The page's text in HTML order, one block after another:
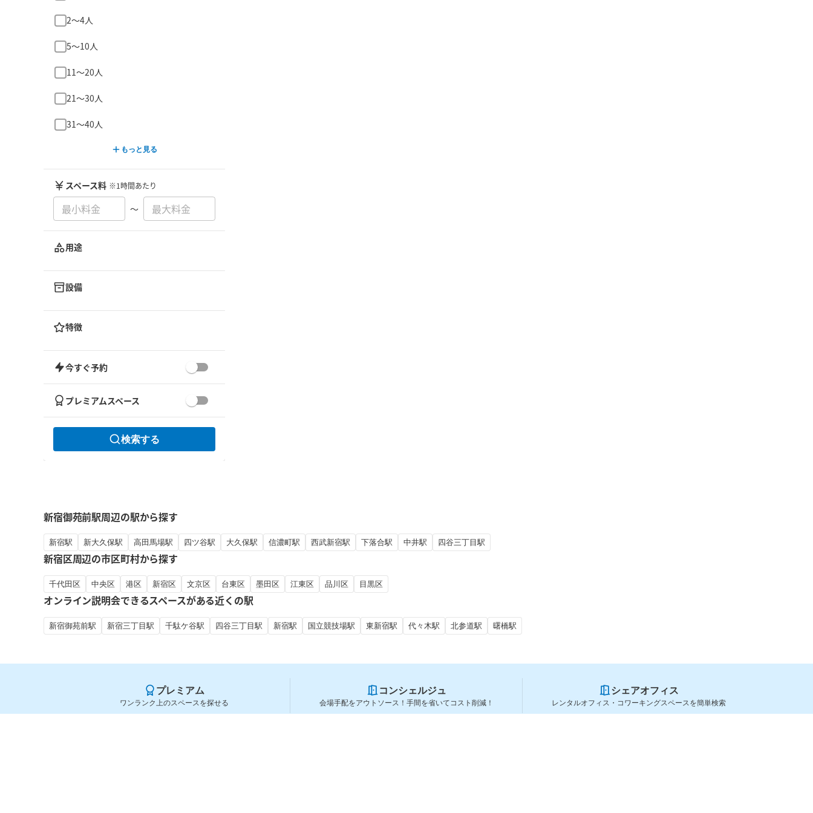
2〜4人
5〜10人
11〜20人
21〜30人
31〜40人
もっと見る
スペース料 ※1時間あたり
〜
用途
設備
特徴
今すぐ予約
プレミアムスペース
検索する
新宿御苑前駅周辺の駅から探す
新宿駅 新大久保駅 高田馬場駅 四ツ谷駅 大久保駅 信濃町駅 西武新宿駅 下落合駅 中井駅 四谷三丁目駅
新宿区周辺の市区町村から探す
千代田区 中央区 港区 新宿区 文京区 台東区 墨田区 江東区 品川区 目黒区
オンライン説明会できるスペースがある近くの駅
新宿御苑前駅 新宿三丁目駅 千駄ケ谷駅 四谷三丁目駅 新宿駅 国立競技場駅 東新宿駅 代々木駅 北参道駅 曙橋駅
プレミアム
ワンランク上のスペースを探せる
コンシェルジュ
会場手配をアウトソース！手間を省いてコスト削減！
シェアオフィス
レンタルオフィス・コワーキングスペースを簡単検索